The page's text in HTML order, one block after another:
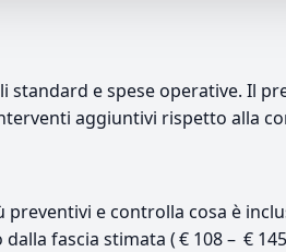
e spese operative. Il
aggiuntivi rispetto alla
e controlla cosa è
fascia stimata ( € 108 – €